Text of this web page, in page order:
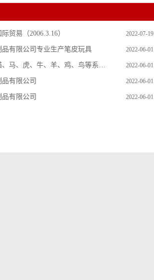
2022-07-19
贸易（2006.3.16）
2022-06-01
品有限公司专业生产笔皮玩具
2022-06-01
主要生产狗、猫、马、虎、牛、羊、鸡、鸟等系列毛皮玩具
2022-06-01
有限公司
2022-06-01
有限公司